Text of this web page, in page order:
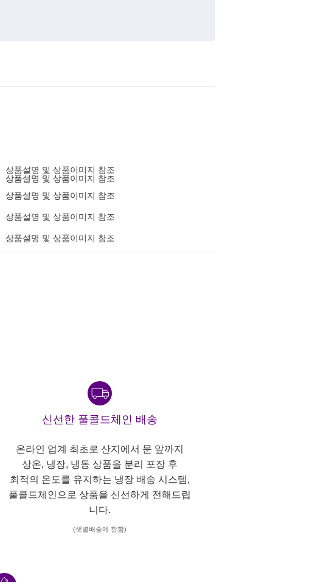
상품설명 및 상품이미지 참조
상품설명 및 상품이미지 참조
상품설명 및 상품이미지 참조
상품설명 및 상품이미지 참조
상품설명 및 상품이미지 참조
신선한 풀콜드체인 배송
온라인 업계 최초로 산지에서 문 앞까지
상온, 냉장, 냉동 상품을 분리 포장 후
최적의 온도를 유지하는 냉장 배송 시스템,
풀콜드체인으로 상품을 신선하게 전해드립
니다.
(샛별배송에 한함)